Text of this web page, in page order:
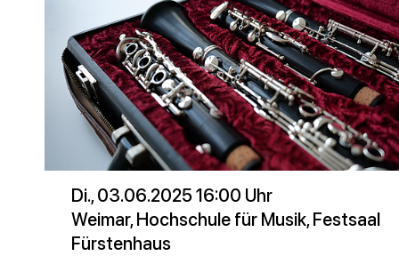
Di., 03.06.2025 16:00 Uhr
Weimar, Hochschule für Musik, Festsaal
Fürstenhaus